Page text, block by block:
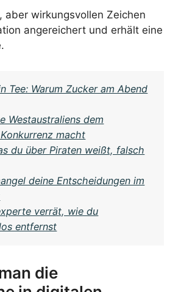
aber wirkungsvollen Zeichen
angereichert und erhält eine
Tee: Warum Zucker am Abend
Westaustraliens dem
macht
du über Piraten weißt, falsch
deine Entscheidungen im
verrät, wie du
entfernst
die